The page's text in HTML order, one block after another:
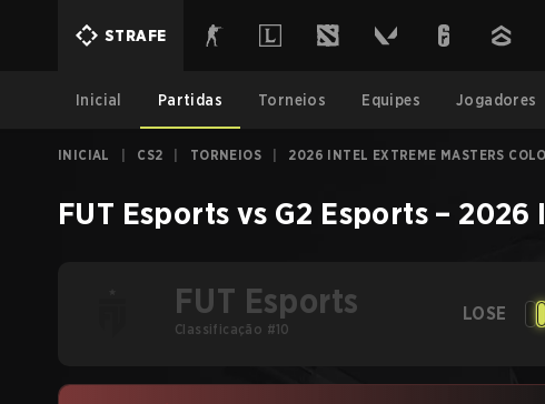
STRAFE
Inicial Partidas Torneios Equipes Jogadores
INICIAL CS2 TORNEIOS 2026 INTEL EXTREME MASTERS
FUT Esports vs G2 Esports – 2026
FUT Esports
Classificação #10
LOSE